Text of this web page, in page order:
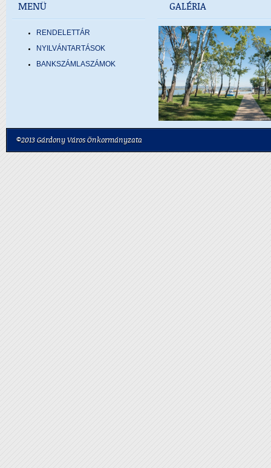
MENÜ
RENDELETTÁR
NYILVÁNTARTÁSOK
BANKSZÁMLASZÁMOK
GALÉRIA
©2013 Gárdony Város Önkormányzata